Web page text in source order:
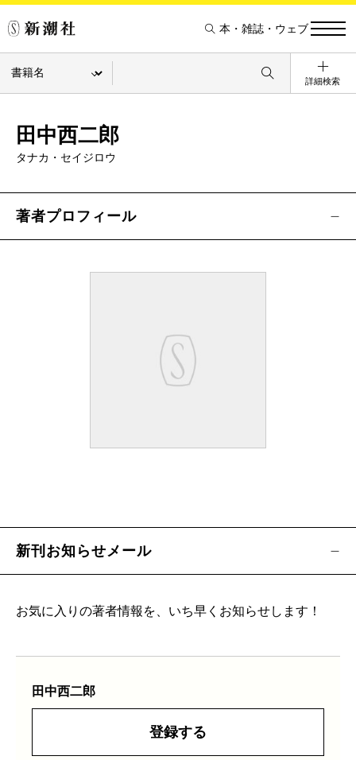
本・雑誌・ウェブ
詳細検索
田中西二郎
タナカ・セイジロウ
著者プロフィール
新刊お知らせメール
お気に入りの著者情報を、いち早くお知らせします！
田中西二郎
登録する